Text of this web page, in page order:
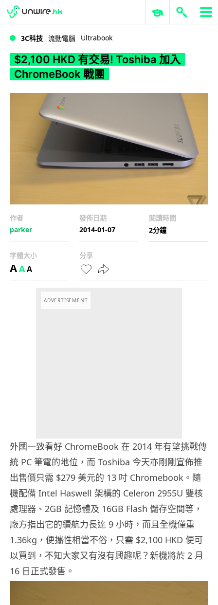
WWDC 2026 ERP 與商業 AI
3C科技 流動電腦 Ultrabook
$2,100 HKD 有交易! Toshiba 加入
ChromeBook 戰團
作者
parker
發佈日期
2014-01-07
閱讀時間
2分鐘
字體大小
AAA
分享
ADVERTISEMENT
外國一致看好 ChromeBook 在 2014 年有望挑戰傳
統 PC 筆電的地位，而 Toshiba 今天亦剛剛宣佈推
出售價只需 $279 美元的 13 吋 Chromebook。隨
機配備 Intel Haswell 架構的 Celeron 2955U 雙核
處理器、2GB 記憶體及 16GB Flash 儲存空間等，
廠方指出它的續航力長達 9 小時，而且全機僅重
1.36kg，便攜性相當不俗，只需 $2,100 HKD 便可
以買到，不知大家又有沒有興趣呢？新機將於 2 月
16 日正式發售。